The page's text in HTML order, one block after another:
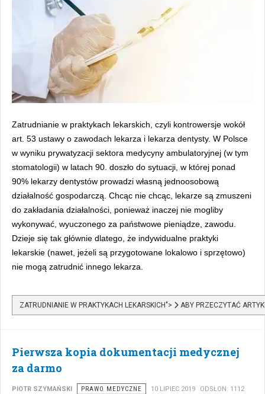
Zatrudnianie w praktykach lekarskich, czyli kontrowersje wokół
art. 53 ustawy o zawodach lekarza i lekarza dentysty. W Polsce
w wyniku prywatyzacji sektora medycyny ambulatoryjnej (w tym
stomatologii) w latach 90. doszło do sytuacji, w której ponad
90% lekarzy dentystów prowadzi własną jednoosobową
działalność gospodarczą. Chcąc nie chcąc, lekarze są zmuszeni
do zakładania działalności, ponieważ inaczej nie mogliby
wykonywać, wyuczonego za państwowe pieniądze, zawodu.
Dzieje się tak głównie dlatego, że indywidualne praktyki
lekarskie (nawet, jeżeli są przygotowane lokalowo i sprzętowo)
nie mogą zatrudnić innego lekarza.
ZATRUDNIANIE W PRAKTYKACH LEKARSKICH"> ABY PRZECZYTAĆ
Pierwsza kopia dokumentacji medycznej
za darmo
PIOTR SZYMAŃSKI PRAWO MEDYCZNE 10 LIPIEC 2019 ODSŁON: 1112